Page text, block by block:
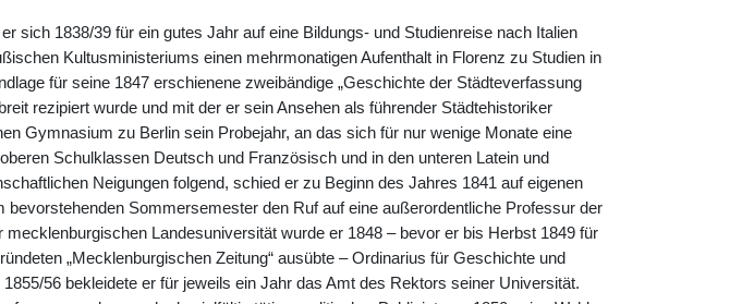
sich 1838/39 für ein gutes Jahr auf eine Bildungs- und Studienreise nach Italien
Kultusministeriums einen mehrmonatigen Aufenthalt in Florenz zu Studien in
für seine 1847 erschienene zweibändige „Geschichte der Städteverfassung
rezipiert wurde und mit der er sein Ansehen als führender Städtehistoriker
Gymnasium zu Berlin sein Probejahr, an das sich für nur wenige Monate eine
Schulklassen Deutsch und Französisch und in den unteren Latein und
Neigungen folgend, schied er zu Beginn des Jahres 1841 auf eigenen
Sommersemester den Ruf auf eine außerordentliche Professur der
Landesuniversität wurde er 1848 – bevor er bis Herbst 1849 für
„Mecklenburgischen Zeitung“ ausübte – Ordinarius für Geschichte und
56 bekleidete er für jeweils ein Jahr das Amt des Rektors seiner Universität.